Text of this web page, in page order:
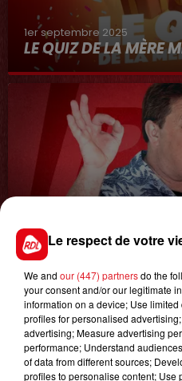
1er septembre 2025
LE QUIZ DE LA MÈRE
8 avril 2022
LA COURSE AU
Le respect de votre
We and our (447) partnersdo the
your consent and/or our legitimate
information on a device; Use
profiles for personalised
advertising; Measure advertising
performance; Understand
of data from different sources;
profiles to personalise content; Use